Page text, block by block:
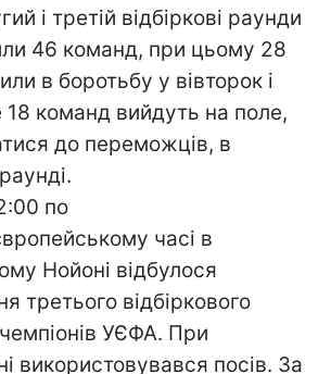
і третій відбіркові раунди
46 команд, при цьому 28
в боротьбу у вівторок і
команд вийдуть на поле,
до переможців, в
по
часі в
Нойоні відбулося
третього відбіркового
УЄФА. При
використовувався посів. За